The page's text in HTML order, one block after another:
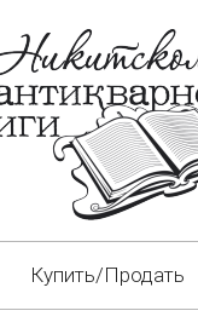
Купить/Продать